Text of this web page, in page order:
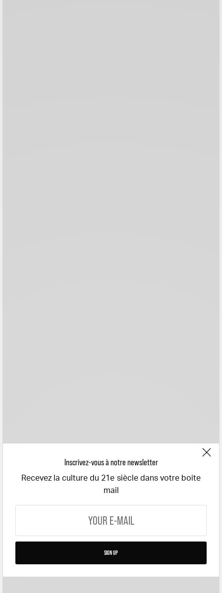
Inscrivez-vous à notre newsletter
Recevez la culture du 21e siècle dans votre boite
mail
SIGN UP